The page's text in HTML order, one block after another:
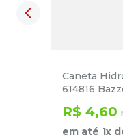
Caneta
614816
R$ 4,60
em até 1x